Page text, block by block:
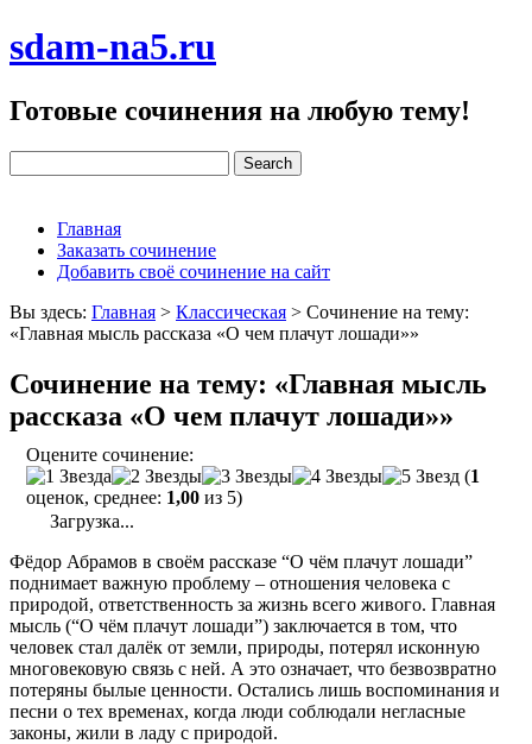
sdam-na5.ru
Готовые сочинения на любую тему!
Главная
Заказать сочинение
Добавить своё сочинение на сайт
Вы здесь: Главная > Классическая > Сочинение на тему:
«Главная мысль рассказа «О чем плачут лошади»»
Сочинение на тему: «Главная мысль
рассказа «О чем плачут лошади»»
Оцените сочинение:
(1
оценок, среднее: 1,00 из 5)
Загрузка...
Фёдор Абрамов в своём рассказе “О чём плачут лошади”
поднимает важную проблему – отношения человека с
природой, ответственность за жизнь всего живого. Главная
мысль (“О чём плачут лошади”) заключается в том, что
человек стал далёк от земли, природы, потерял исконную
многовековую связь с ней. А это означает, что безвозвратно
потеряны былые ценности. Остались лишь воспоминания и
песни о тех временах, когда люди соблюдали негласные
законы, жили в ладу с природой.